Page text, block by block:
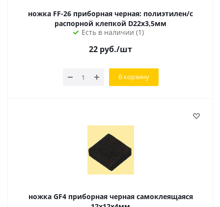
ножка FF-26 приборная черная: полиэтилен/с
распорной клепкой D22х3,5мм
Есть в наличии (1)
22 руб./шт
В корзину
ножка GF4 приборная черная самоклеящаяся